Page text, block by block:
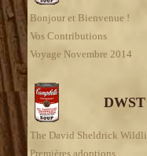
Bonjour et Bienvenue !
Vos Contributions
Voyage Novembre 2014
DWST
The David Sheldrick
Premières adoptions